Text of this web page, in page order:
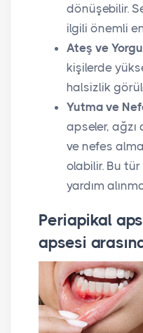
dönüşebilir.
ilgili önemli
Ateş ve
kişilerde
halsizlik
Yutma ve
apseler,
ve nefes
olabilir. Bu
yardım
Periapikal
apsesi